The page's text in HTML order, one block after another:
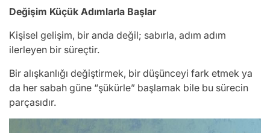
Değişim Küçük Adımlarla Başlar
Kişisel gelişim, bir anda değil; sabırla, adım adım
ilerleyen bir süreçtir.
Bir alışkanlığı değiştirmek, bir düşünceyi fark etmek ya
da her sabah güne “şükürle” başlamak bile bu sürecin
parçasıdır.